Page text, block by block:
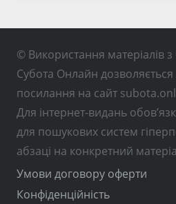
© Використання матеріалів
Субота Онлайн
посилання на сайт
Для інтернет-видань
для пошукових систем
абзаці на конкретний
Умови договору оферти
Конфіденційність